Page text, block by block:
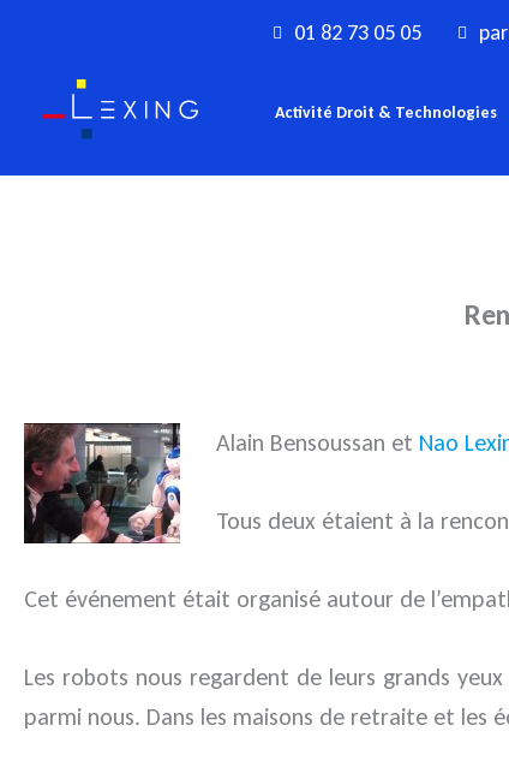
contenu
01 82 73 05 05
Activité Droit & Technologies
Alain Bensoussan et Nao
Tous deux étaient à la
Cet événement était organisé autour de
Les robots nous regardent de leurs grands
parmi nous. Dans les maisons de retraite et les